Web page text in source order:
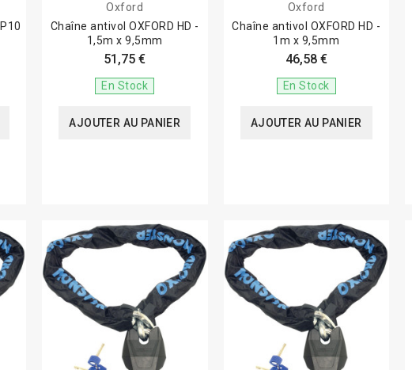
Oxford
Chaîne antivol OXFORD HD -
1,5m x 9,5mm
51,75 €
En Stock
AJOUTER AU PANIER
Oxford
Chaîne antivol OXFORD HD -
1m x 9,5mm
46,58 €
En Stock
AJOUTER AU PANIER